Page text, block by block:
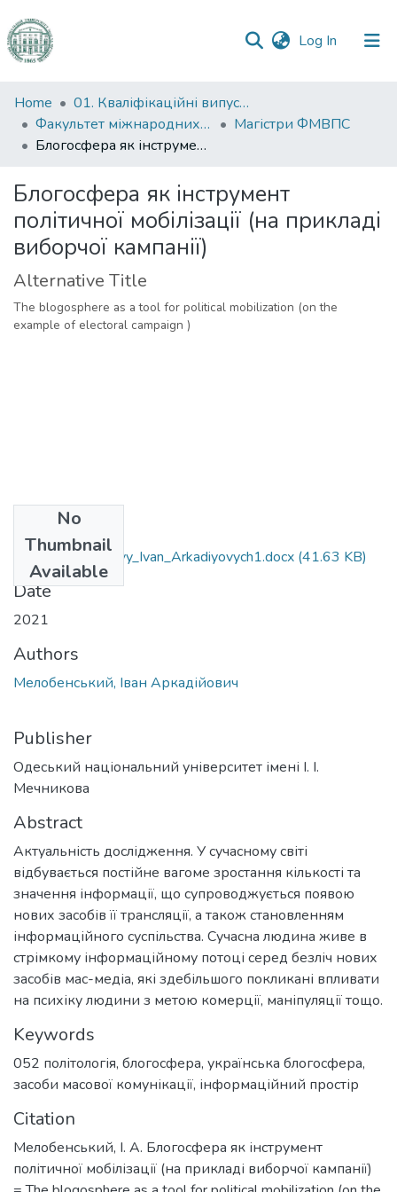
Log In (current)
Communities
&
Collections
Statistics
Home
01. Кваліфікаційні випускні роботи здобувачів вищої освіти
Факультет міжнародних відносин, політології та соціології
Магістри ФМВПС
Блогосфера як інструмент політичної мобілізації (на прикладі виборчої кампанії)
Блогосфера як інструмент
політичної мобілізації (на прикладі
виборчої кампанії)
Alternative Title
The blogosphere as a tool for political mobilization (on the
example of electoral campaign )
No
Thumbnail
Available
052_Melobens'kyy_Ivan_Arkadiyovych1.docx (41.63 KB)
Date
2021
Authors
Мелобенський, Іван Аркадійович
Publisher
Одеський національний університет імені І. І.
Мечникова
Abstract
Актуальність дослідження. У сучасному світі
відбувається постійне вагоме зростання кількості та
значення інформації, що супроводжується появою
нових засобів її трансляції, а також становленням
інформаційного суспільства. Сучасна людина живе в
стрімкому інформаційному потоці серед безліч нових
засобів мас-медіа, які здебільшого покликані впливати
на психіку людини з метою комерції, маніпуляції тощо.
Keywords
052 політологія, блогосфера, українська блогосфера,
засоби масової комунікації, інформаційний простір
Citation
Мелобенський, І. А. Блогосфера як інструмент
політичної мобілізації (на прикладі виборчої кампанії)